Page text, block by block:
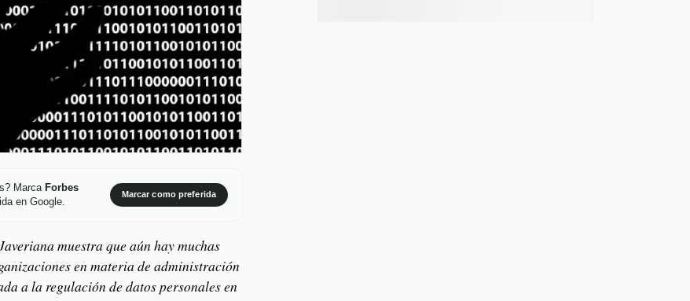
Marca Forbes
en Google.
Marcar como preferida
muestra que aún hay muchas
en materia de administración
a la regulación de datos personales en